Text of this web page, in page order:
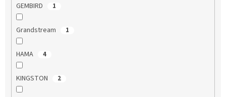
GEMBIRD 1
Grandstream 1
HAMA 4
KINGSTON 2